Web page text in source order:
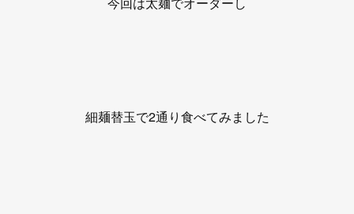
細麺替玉で2通り食べてみました